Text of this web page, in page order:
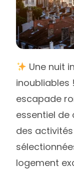
Une nuit
inoubliables
escapade
essentiel
des
logement